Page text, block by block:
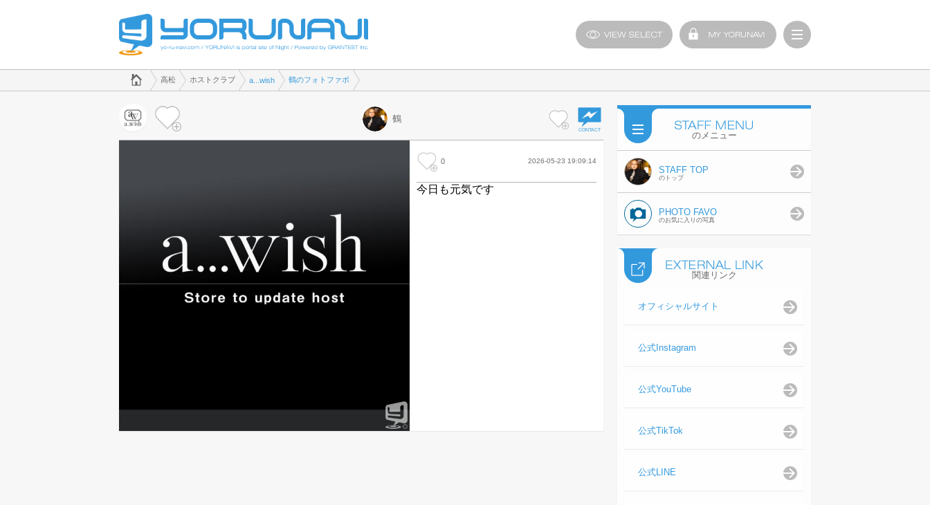
でホストクラブのことなら、ホストクラブ a...wish([kana])
香川県版
高松 ホストクラブ a...wish 鶴のフォトファボ
鶴
0 2026-05-23 19:09:14
今日も元気です
のメニュー
STAFF TOP
のトップ
PHOTO FAVO
のお気に入りの写真
関連リンク
オフィシャルサイト
公式Instagram
公式YouTube
公式TikTok
公式LINE